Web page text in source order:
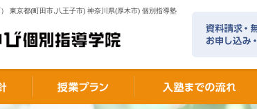
東京都(町田市,八王子市) 神奈川県(厚木市) 個別指導塾